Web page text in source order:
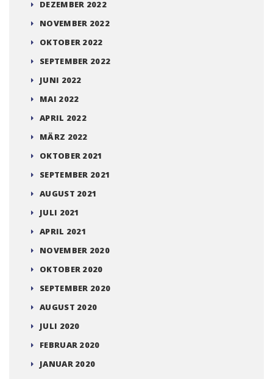
DEZEMBER 2022
NOVEMBER 2022
OKTOBER 2022
SEPTEMBER 2022
JUNI 2022
MAI 2022
APRIL 2022
MÄRZ 2022
OKTOBER 2021
SEPTEMBER 2021
AUGUST 2021
JULI 2021
APRIL 2021
NOVEMBER 2020
OKTOBER 2020
SEPTEMBER 2020
AUGUST 2020
JULI 2020
FEBRUAR 2020
JANUAR 2020